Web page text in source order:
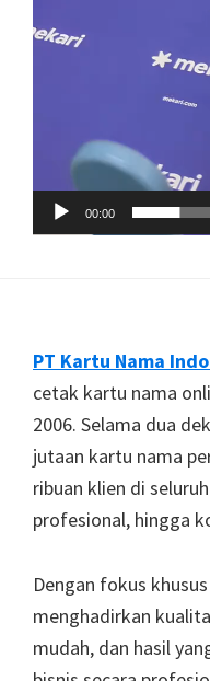
00:00
Footer
PT Kartu Nama
cetak kartu nama
2006. Selama dua
jutaan kartu nama
ribuan klien di
profesional, hingga
Dengan fokus
menghadirkan
mudah, dan hasil